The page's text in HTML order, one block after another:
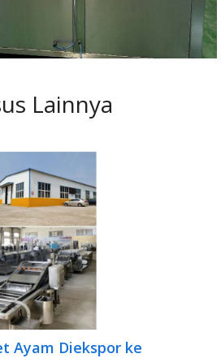
Lainnya
Ayam Diekspor ke